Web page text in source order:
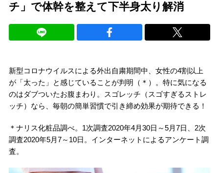
チ」で体幹を整えて下半身太り解消
新型コロナウイルスによる外出自粛期間中、女性の4割以上
が「太った」と感じていることが判明（＊）。特に気になる
のはダブついたお腹まわり。スゴレッチ（スゴすぎるストレ
ッチ）なら、毎朝の簡単習慣で引き締め効果が期待できる！
＊ナリス化粧品調べ。1次調査2020年4月30日～5月7日、2次
調査2020年5月7～10日。インターネットによるアンケート調
査。